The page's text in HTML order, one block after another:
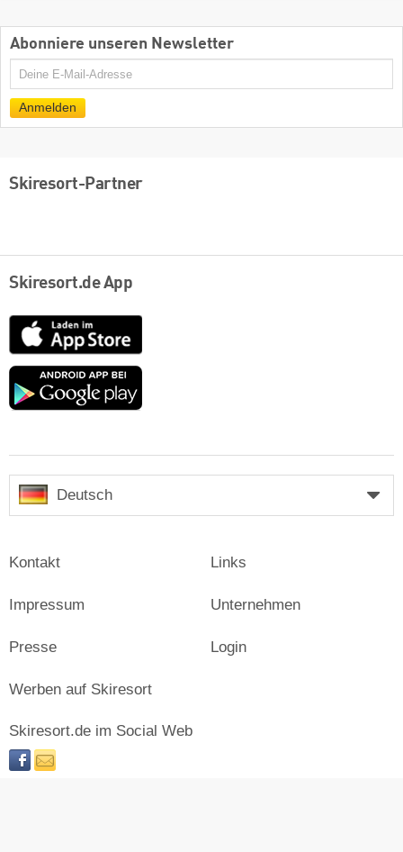
Abonniere unseren Newsletter
E-
Anmelden
Skiresort-Partner
Skiresort.de App
App
Store
Google
Deutsch
Kontakt
Impressum
Presse
Links
Unternehmen
Login
Werben auf Skiresort
Skiresort.de im Social Web
facebooknewsletter